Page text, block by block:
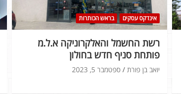
אינדקס עסקים בראש הכותרות
רשת החשמל והאלקרוניקה א.ל.מ
פותחת סניף חדש בחולון
ספטמבר 5, 2023 יואב בן פורת